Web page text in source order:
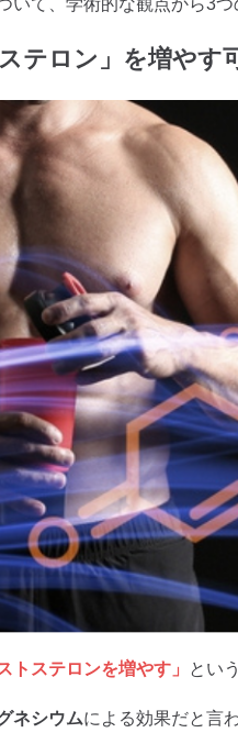
いて、学術的な観点から3つ
テロン」を増やす
トステロンを増やす」 とい
ネシウムによる効果だと言